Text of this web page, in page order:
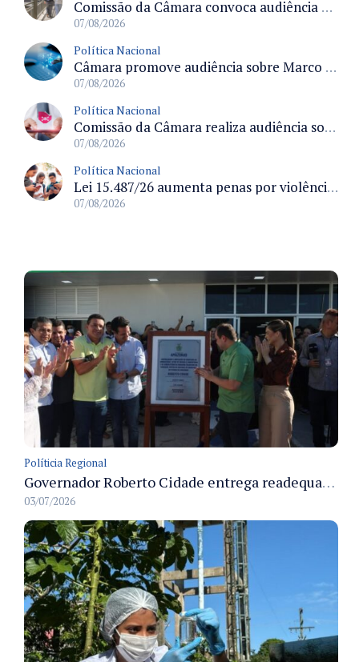
Comissão da Câmara convoca audiência para discutir misoginia nas escolas e universidades após divulgação de listas misóginas
07/08/2026
Política Nacional
Câmara promove audiência sobre Marco de Fomento à Economia Digital e impactos da inteligência artificial
07/08/2026
Política Nacional
Comissão da Câmara realiza audiência sobre apostas online para medir o tamanho do mercado ilegal
07/08/2026
Política Nacional
Lei 15.487/26 aumenta penas por violência sexual digital contra crianças e adolescentes e autoriza ronda virtual para investigação
07/08/2026
Políticia Regional
Governador Roberto Cidade entrega readequação do ambulatório da FCecon e amplia capacidade de atendimento oncológico em Manaus
03/07/2026